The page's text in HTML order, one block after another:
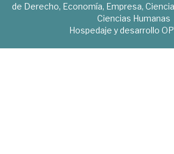
de Derecho, Economía, Empresa,
Ciencias Humanas
Hospedaje y desarrollo